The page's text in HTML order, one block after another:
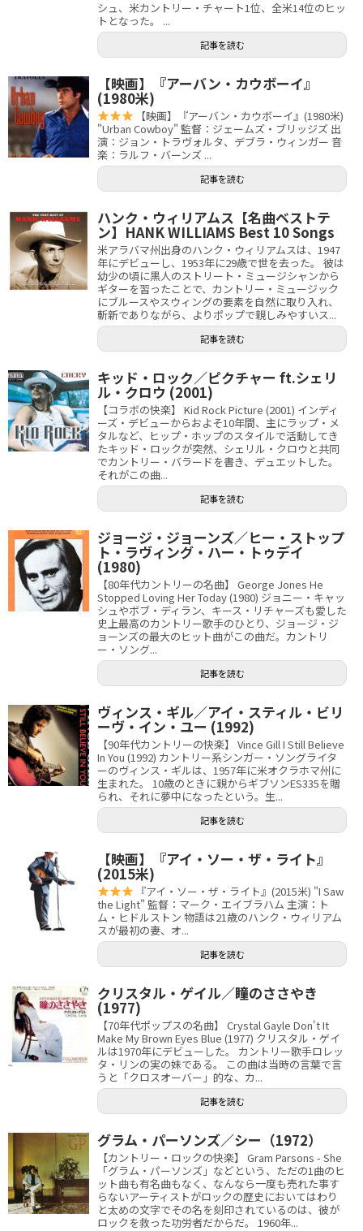
シュ、米カントリー・チャート1位、全米14位のヒッ
トとなった。 ...
記事を読む
【映画】『アーバン・カウボーイ』
(1980米)
【映画】『アーバン・カウボーイ』(1980米)
"Urban Cowboy" 監督：ジェームズ・ブリッジズ 出
演：ジョン・トラヴォルタ、デブラ・ウィンガー 音
楽：ラルフ・バーンズ ...
記事を読む
ハンク・ウィリアムス【名曲ベストテ
ン】HANK WILLIAMS Best 10 Songs
米アラバマ州出身のハンク・ウィリアムスは、1947
年にデビューし、1953年に29歳で世を去った。 彼は
幼少の頃に黒人のストリート・ミュージシャンから
ギターを習ったことで、カントリー・ミュージック
にブルースやスウィングの要素を自然に取り入れ、
斬新でありながら、よりポップで親しみやすいス...
記事を読む
キッド・ロック／ピクチャー ft.シェリ
ル・クロウ (2001)
【コラボの快楽】 Kid Rock Picture (2001) インディ
ーズ・デビューからおよそ10年間、主にラップ・メ
タルなど、ヒップ・ホップのスタイルで活動してき
たキッド・ロックが突然、シェリル・クロウと共同
でカントリー・バラードを書き、デュエットした。
それがこの曲...
記事を読む
ジョージ・ジョーンズ／ヒー・ストップ
ト・ラヴィング・ハー・トゥデイ
(1980)
【80年代カントリーの名曲】 George Jones He
Stopped Loving Her Today (1980) ジョニー・キャッ
シュやボブ・ディラン、キース・リチャーズも愛した
史上最高のカントリー歌手のひとり、ジョージ・ジ
ョーンズの最大のヒット曲がこの曲だ。カントリ
ー・ソング...
記事を読む
ヴィンス・ギル／アイ・スティル・ビリ
ーヴ・イン・ユー (1992)
【90年代カントリーの快楽】 Vince Gill I Still Believe
In You (1992) カントリー系シンガー・ソングライタ
ーのヴィンス・ギルは、1957年に米オクラホマ州に
生まれた。 10歳のときに親からギブソンES335を贈
られ、それに夢中になったという。生...
記事を読む
【映画】『アイ・ソー・ザ・ライト』
(2015米)
『アイ・ソー・ザ・ライト』(2015米) "I Saw
the Light" 監督：マーク・エイブラハム 主演：ト
ム・ヒドルストン 物語は21歳のハンク・ウィリアム
スが最初の妻、オ...
記事を読む
クリスタル・ゲイル／瞳のささやき
(1977)
【70年代ポップスの名曲】 Crystal Gayle Don't It
Make My Brown Eyes Blue (1977) クリスタル・ゲイ
ルは1970年にデビューした。 カントリー歌手ロレッ
タ・リンの実の妹である。 この曲は当時の言葉で言
うと「クロスオーバー」的な、カ...
記事を読む
グラム・パーソンズ／シー（1972）
【カントリー・ロックの快楽】 Gram Parsons - She
「グラム・パーソンズ」などという、ただの1曲のヒ
ット曲も有名曲もなく、なんなら一度も売れた事す
らないアーティストがロックの歴史においてはわり
と太めの文字でその名を刻印されているのは、彼が
ロックを救った功労者だからだ。 1960年...